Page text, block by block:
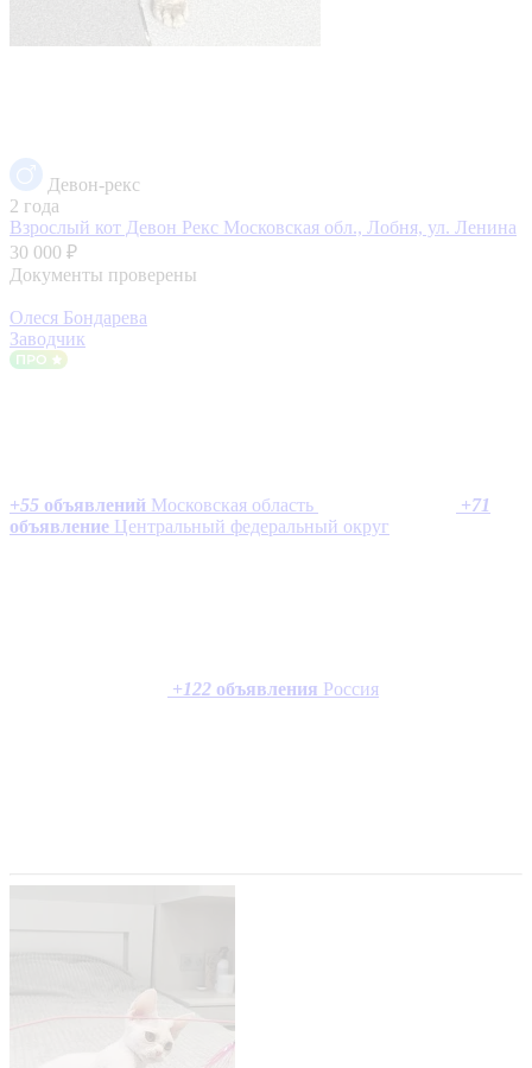
Девон-рекс
2 года
Взрослый кот Девон Рекс Московская обл., Лобня, ул. Ленина
30 000 ₽
Документы проверены
Олеся Бондарева
Заводчик
+55 объявлений Московская область +71
объявление Центральный федеральный округ
+122 объявления Россия